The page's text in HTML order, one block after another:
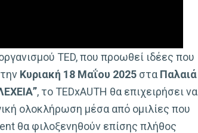
TED, που προωθεί ιδέες που
Κυριακή 18 Μαΐου 2025 στα Παλαιά
, το TEDxAUTH θα επιχειρήσει να
ολοκλήρωση μέσα από ομιλίες που
θα φιλοξενηθούν επίσης πλήθος